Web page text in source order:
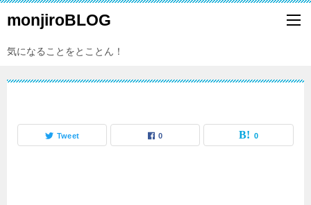
monjiroBLOG
気になることをとことん！
Tweet 0 0